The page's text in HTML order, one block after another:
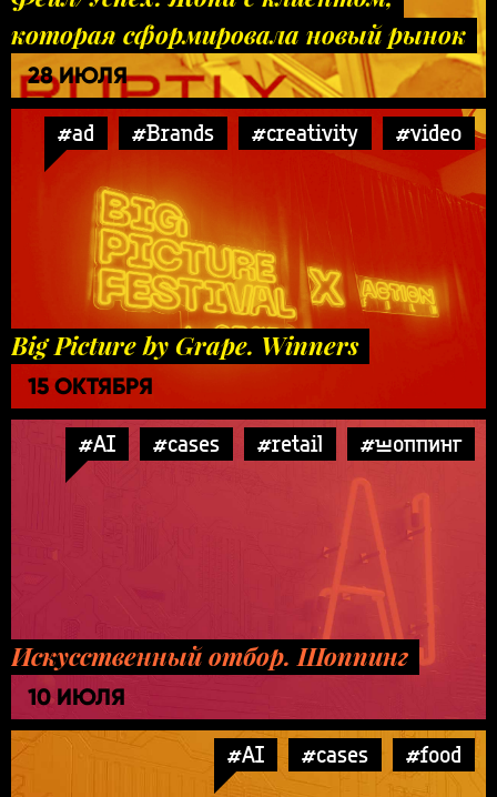
которая сформировала новый рынок
28 ИЮЛЯ
#ad #Brands #creativity #video
Big Picture by Grape. Winners
15 ОКТЯБРЯ
#AI #cases #retail #шоппинг
Искусственный отбор. Шоппинг
10 ИЮЛЯ
#AI #cases #food